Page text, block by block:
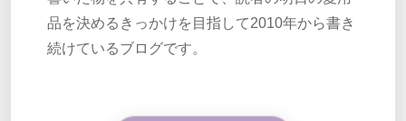
品を決めるきっかけを目指して2010年から書き
続けているブログです。